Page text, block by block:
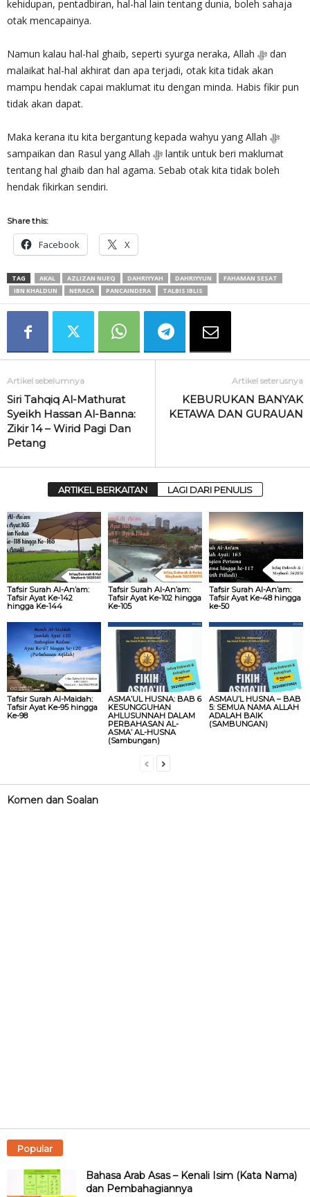
kehidupan, pentadbiran, hal-hal lain tentang dunia, boleh sahaja
otak mencapainya.
Namun kalau hal-hal ghaib, seperti syurga neraka, Allah ‎ﷻ dan
malaikat hal-hal akhirat dan apa terjadi, otak kita tidak akan
mampu hendak capai maklumat itu dengan minda. Habis fikir pun
tidak akan dapat.
Maka kerana itu kita bergantung kepada wahyu yang Allah ‎ﷻ
sampaikan dan Rasul yang Allah ‎ﷻ lantik untuk beri maklumat
tentang hal ghaib dan hal agama. Sebab otak kita tidak boleh
hendak fikirkan sendiri.
Share this:
Facebook X
TAG AKAL AZLIZAN NUEQ DAHRIYYAH DAHRIYYUN
FAHAMAN SESAT
IBN KHALDUN
NERACA PANCAINDERA TALBIS IBLIS
Artikel sebelumnya
Siri Tahqiq Al-Mathurat
Syeikh Hassan Al-Banna:
Zikir 14 – Wirid Pagi Dan
Petang
Artikel seterusnya
KEBURUKAN BANYAK
KETAWA DAN GURAUAN
ARTIKEL BERKAITAN LAGI DARI PENULIS
Tafsir Surah Al-An’am:
Tafsir Ayat Ke-142
hingga Ke-144
Tafsir Surah Al-An’am:
Tafsir Ayat Ke-102 hingga
Ke-105
Tafsir Surah Al-An’am:
Tafsir Ayat Ke-48 hingga
ke-50
Tafsir Surah Al-Maidah:
Tafsir Ayat Ke-95 hingga
Ke-98
ASMA’UL HUSNA: BAB 6
KESUNGGUHAN
AHLUSUNNAH DALAM
PERBAHASAN AL-
ASMA’ AL-HUSNA
(Sambungan)
ASMAU’L HUSNA – BAB
5: SEMUA NAMA ALLAH
ADALAH BAIK
(SAMBUNGAN)
Komen dan Soalan
Popular
Bahasa Arab Asas – Kenali Isim (Kata Nama)
dan Pembahagiannya